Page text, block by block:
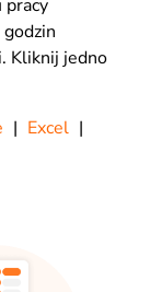
Kliknij jedno
| Excel |